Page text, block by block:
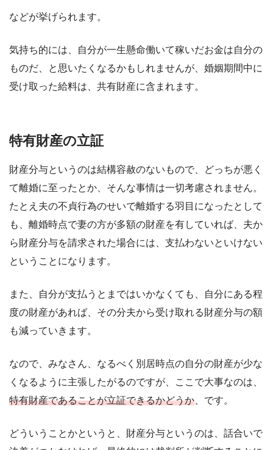
などが挙げられます。
気持ち的には、自分が一生懸命働いて稼いだお金は自分の
ものだ、と思いたくなるかもしれませんが、婚姻期間中に
受け取った給料は、共有財産に含まれます。
特有財産の立証
財産分与というのは結構容赦のないもので、どっちが悪く
て離婚に至ったとか、そんな事情は一切考慮されません。
たとえ夫の不貞行為のせいで離婚する羽目になったとして
も、離婚時点で妻の方が多額の財産を有していれば、夫か
ら財産分与を請求された場合には、支払わないといけない
ということになります。
また、自分が支払うとまではいかなくても、自分にある程
度の財産があれば、その分夫から受け取れる財産分与の額
も減っていきます。
なので、みなさん、なるべく別居時点の自分の財産が少な
くなるように主張したがるのですが、ここで大事なのは、
特有財産であることが立証できるかどうか 、です。
どういうことかというと、財産分与というのは、話合いで